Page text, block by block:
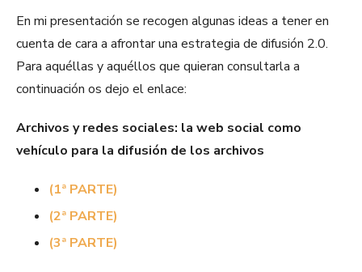
En mi presentación se recogen algunas ideas a tener en
cuenta de cara a afrontar una estrategia de difusión 2.0.
Para aquéllas y aquéllos que quieran consultarla a
continuación os dejo el enlace:
Archivos y redes sociales: la web social como
vehículo para la difusión de los archivos
(1ª PARTE)
(2ª PARTE)
(3ª PARTE)